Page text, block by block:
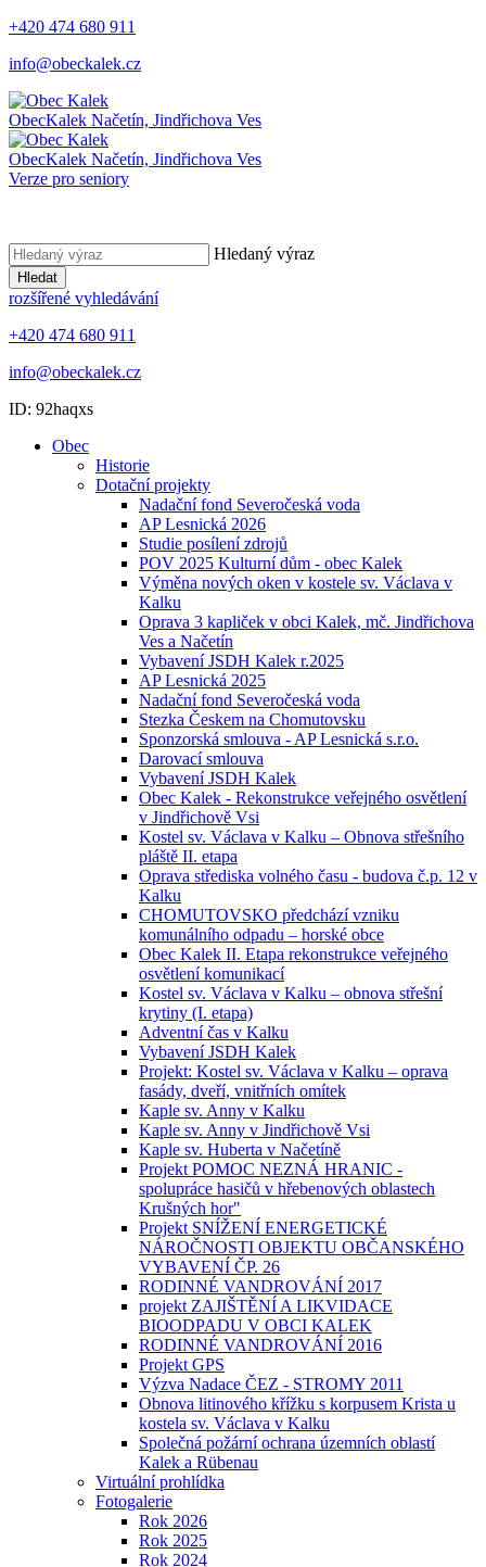
+420 474 680 911
info@obeckalek.cz
ObecKalek Načetín, Jindřichova Ves
ObecKalek Načetín, Jindřichova Ves
Verze pro seniory
Hledaný výraz
Hledat
rozšířené vyhledávání
+420 474 680 911
info@obeckalek.cz
ID: 92haqxs
Obec
Historie
Dotační projekty
Nadační fond Severočeská voda
AP Lesnická 2026
Studie posílení zdrojů
POV 2025 Kulturní dům - obec Kalek
Výměna nových oken v kostele sv. Václava v
Kalku
Oprava 3 kapliček v obci Kalek, mč. Jindřichova
Ves a Načetín
Vybavení JSDH Kalek r.2025
AP Lesnická 2025
Nadační fond Severočeská voda
Stezka Českem na Chomutovsku
Sponzorská smlouva - AP Lesnická s.r.o.
Darovací smlouva
Vybavení JSDH Kalek
Obec Kalek - Rekonstrukce veřejného osvětlení
v Jindřichově Vsi
Kostel sv. Václava v Kalku – Obnova střešního
pláště II. etapa
Oprava střediska volného času - budova č.p. 12 v
Kalku
CHOMUTOVSKO předchází vzniku
komunálního odpadu – horské obce
Obec Kalek II. Etapa rekonstrukce veřejného
osvětlení komunikací
Kostel sv. Václava v Kalku – obnova střešní
krytiny (I. etapa)
Adventní čas v Kalku
Vybavení JSDH Kalek
Projekt: Kostel sv. Václava v Kalku – oprava
fasády, dveří, vnitřních omítek
Kaple sv. Anny v Kalku
Kaple sv. Anny v Jindřichově Vsi
Kaple sv. Huberta v Načetíně
Projekt POMOC NEZNÁ HRANIC -
spolupráce hasičů v hřebenových oblastech
Krušných hor"
Projekt SNÍŽENÍ ENERGETICKÉ
NÁROČNOSTI OBJEKTU OBČANSKÉHO
VYBAVENÍ ČP. 26
RODINNÉ VANDROVÁNÍ 2017
projekt ZAJIŠTĚNÍ A LIKVIDACE
BIOODPADU V OBCI KALEK
RODINNÉ VANDROVÁNÍ 2016
Projekt GPS
Výzva Nadace ČEZ - STROMY 2011
Obnova litinového křížku s korpusem Krista u
kostela sv. Václava v Kalku
Společná požární ochrana územních oblastí
Kalek a Rübenau
Virtuální prohlídka
Fotogalerie
Rok 2026
Rok 2025
Rok 2024